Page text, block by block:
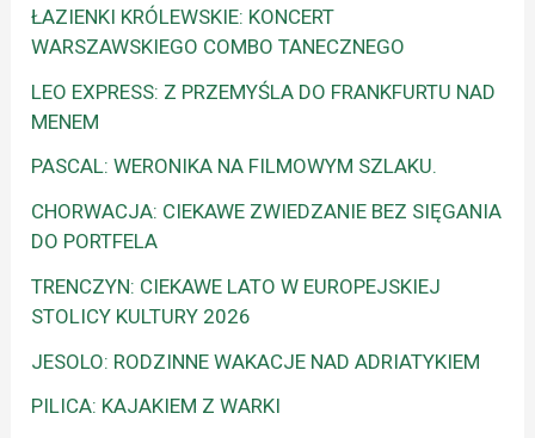
ŁAZIENKI KRÓLEWSKIE: KONCERT
WARSZAWSKIEGO COMBO TANECZNEGO
LEO EXPRESS: Z PRZEMYŚLA DO FRANKFURTU NAD
MENEM
PASCAL: WERONIKA NA FILMOWYM SZLAKU.
CHORWACJA: CIEKAWE ZWIEDZANIE BEZ SIĘGANIA
DO PORTFELA
TRENCZYN: CIEKAWE LATO W EUROPEJSKIEJ
STOLICY KULTURY 2026
JESOLO: RODZINNE WAKACJE NAD ADRIATYKIEM
PILICA: KAJAKIEM Z WARKI